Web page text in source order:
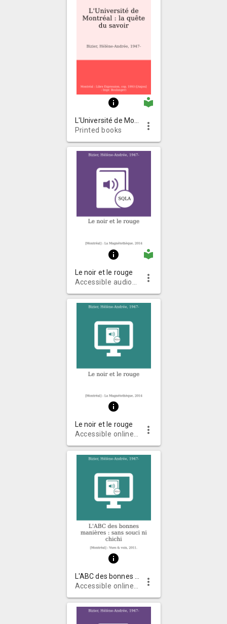
info local_library
Printed books
more_vert
info local_library
Le noir et le rouge
more_vert
info
Le noir et le rouge
more_vert
info
more_vert